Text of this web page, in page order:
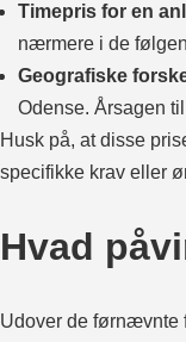
Timepris for en
nærmere i de
Geografiske
Odense. Årsagen
Husk på, at disse
specifikke krav eller
Hvad
Udover de førnævnte